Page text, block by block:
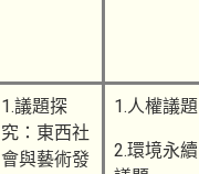
1.議題探
究：東西社
會與藝術發
1.人權議題
2.環境永續